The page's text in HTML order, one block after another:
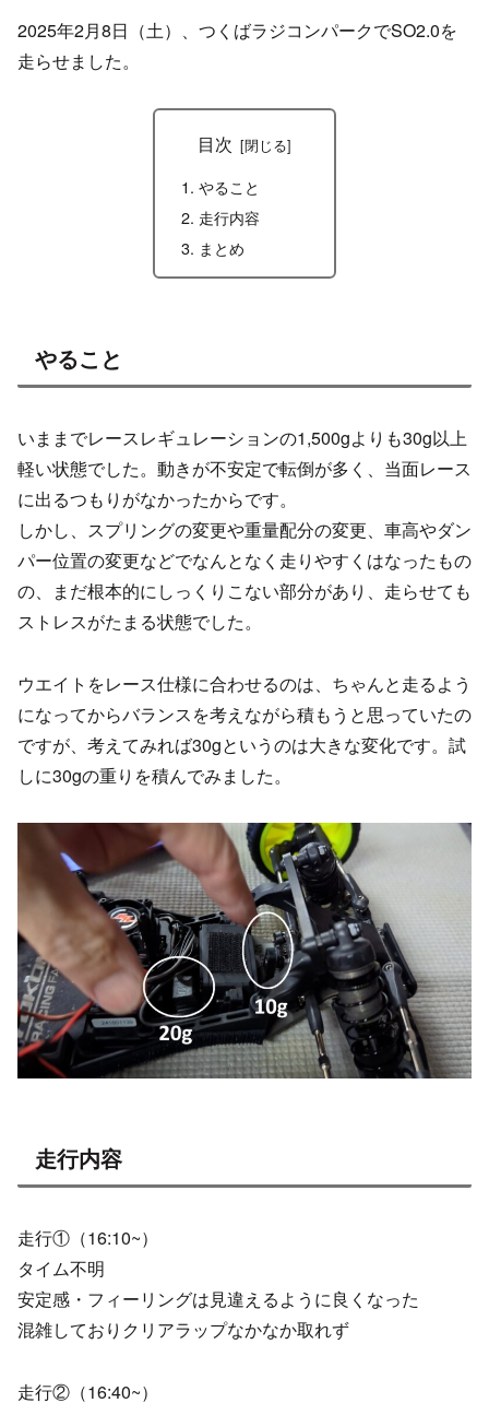
2025年2月8日（土）、つくばラジコンパークでSO2.0を
走らせました。
目次
やること
走行内容
まとめ
やること
いままでレースレギュレーションの1,500gよりも30g以上
軽い状態でした。動きが不安定で転倒が多く、当面レース
に出るつもりがなかったからです。
しかし、スプリングの変更や重量配分の変更、車高やダン
パー位置の変更などでなんとなく走りやすくはなったもの
の、まだ根本的にしっくりこない部分があり、走らせても
ストレスがたまる状態でした。
ウエイトをレース仕様に合わせるのは、ちゃんと走るよう
になってからバランスを考えながら積もうと思っていたの
ですが、考えてみれば30gというのは大きな変化です。試
しに30gの重りを積んでみました。
走行内容
走行①（16:10~）
タイム不明
安定感・フィーリングは見違えるように良くなった
混雑しておりクリアラップなかなか取れず
走行②（16:40~）